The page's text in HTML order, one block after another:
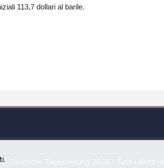
113,7 dollari al barile.
© Deutsche Tageszeitung 2026 - Tutti i diritti